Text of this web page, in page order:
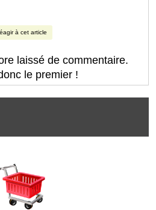
à cet article
laissé de commentaire.
le premier !